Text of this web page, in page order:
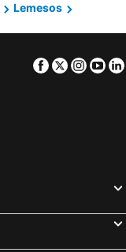
Lemesos
Facebook
Twitter